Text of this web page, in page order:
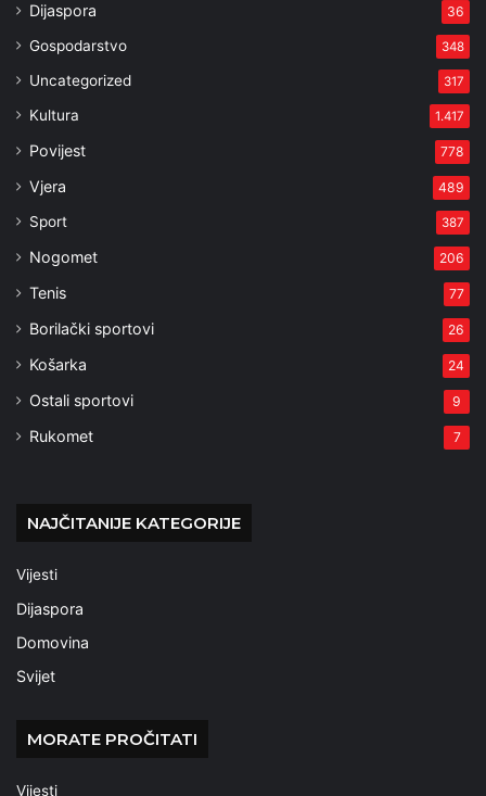
Dijaspora 36
Gospodarstvo 348
Uncategorized 317
Kultura 1.417
Povijest 778
Vjera 489
Sport 387
Nogomet 206
Tenis 77
Borilački sportovi 26
Košarka 24
Ostali sportovi 9
Rukomet 7
NAJČITANIJE KATEGORIJE
Vijesti
Dijaspora
Domovina
Svijet
MORATE PROČITATI
Vijesti